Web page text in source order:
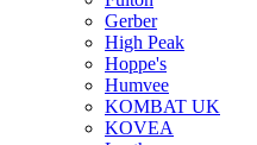
Gerber
High Peak
Hoppe's
Humvee
KOMBAT UK
KOVEA